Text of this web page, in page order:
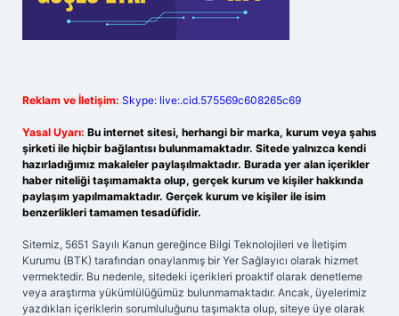
Reklam ve İletişim: Skype: live:.cid.575569c608265c69
Yasal Uyarı: Bu internet sitesi, herhangi bir marka, kurum veya şahıs
şirketi ile hiçbir bağlantısı bulunmamaktadır. Sitede yalnızca kendi
hazırladığımız makaleler paylaşılmaktadır. Burada yer alan içerikler
haber niteliği taşımamakta olup, gerçek kurum ve kişiler hakkında
paylaşım yapılmamaktadır. Gerçek kurum ve kişiler ile isim
benzerlikleri tamamen tesadüfidir.
Sitemiz, 5651 Sayılı Kanun gereğince Bilgi Teknolojileri ve İletişim
Kurumu (BTK) tarafından onaylanmış bir Yer Sağlayıcı olarak hizmet
vermektedir. Bu nedenle, sitedeki içerikleri proaktif olarak denetleme
veya araştırma yükümlülüğümüz bulunmamaktadır. Ancak, üyelerimiz
yazdıkları içeriklerin sorumluluğunu taşımakta olup, siteye üye olarak